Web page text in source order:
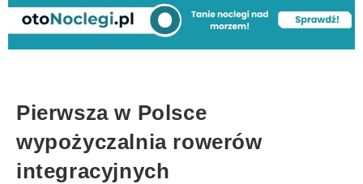
Pierwsza w Polsce
wypożyczalnia rowerów
integracyjnych